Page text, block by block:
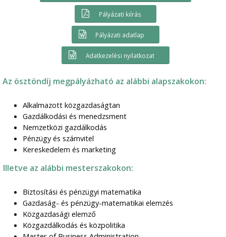
Pályázati kiírás
Pályázati adatlap
Adatkezelési nyilatkozat
Az ösztöndíj megpályázható az alábbi alapszakokon:
Alkalmazott közgazdaságtan
Gazdálkodási és menedzsment
Nemzetközi gazdálkodás
Pénzügy és számvitel
Kereskedelem és marketing
Illetve az alábbi mesterszakokon:
Biztosítási és pénzügyi matematika
Gazdaság- és pénzügy-matematikai elemzés
Közgazdasági elemző
Közgazdálkodás és közpolitika